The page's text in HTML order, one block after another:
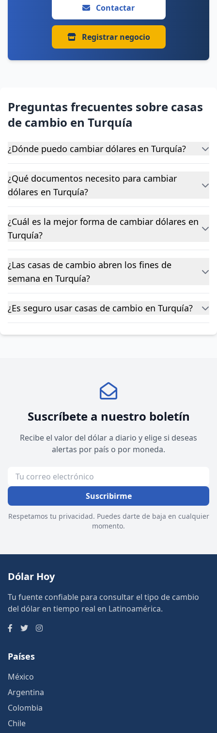
Contactar
Registrar negocio
Preguntas frecuentes sobre casas
de cambio en Turquía
¿Dónde puedo cambiar dólares en Turquía?
¿Qué documentos necesito para cambiar
dólares en Turquía?
¿Cuál es la mejor forma de cambiar dólares en
Turquía?
¿Las casas de cambio abren los fines de
semana en Turquía?
¿Es seguro usar casas de cambio en Turquía?
Suscríbete a nuestro boletín
Recibe el valor del dólar a diario y elige si deseas
alertas por país o por moneda.
Suscribirme
Respetamos tu privacidad. Puedes darte de baja en cualquier
momento.
Dólar Hoy
Tu fuente confiable para consultar el tipo de cambio
del dólar en tiempo real en Latinoamérica.
Países
México
Argentina
Colombia
Chile